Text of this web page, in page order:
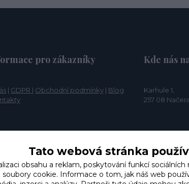
pro zákazníky
| GDPR | Obchodní podmínky | Blog
Kde nás
Karhule 1,
257 08
Tato webová stránka
obsahu a reklam, poskytování funkcí
soubory cookie. Informace o tom, jak náš web